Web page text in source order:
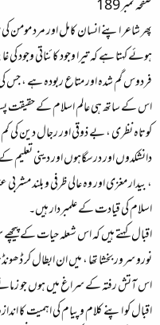
صفحہ نمبر 189
پھر شاعر اپنے انسان کامل اور مرد
ہوئے کہتا ہے کہ تیرا وجود کائناتی وجود
فردوس گم شدہ اور متاع ربودہ ہے ، جس
اس کے ساتھ ہی عالم اسلام کے حقیقت
کوتاہ نظری ، بے ذوقی اور رجال دین کی
دانشکدوں اور درسگاہوں اور دینی تعلیم
، بیدار مغزی اور وہ عالی ظرفی و بلند
اسلام کی قیادت کے علمبردار ہیں۔
اقبال کہتے ہیں کہ اس شعلہ حیات کے
نورو سرور بخشا تھا ، میں ان ابطال کر
اس آتش رفتہ کے سراغ میں ہوں جو
اقبال کو اپنے کلام و پیام کی اہمیت کا